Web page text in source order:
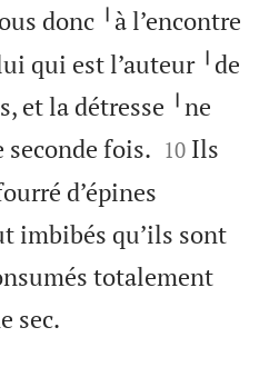
donc ╵à l’encontre
qui est l’auteur ╵de
et la détresse ╵ne
seconde fois. 

10 Ils
d’épines
imbibés qu’ils sont
totalement
sec.